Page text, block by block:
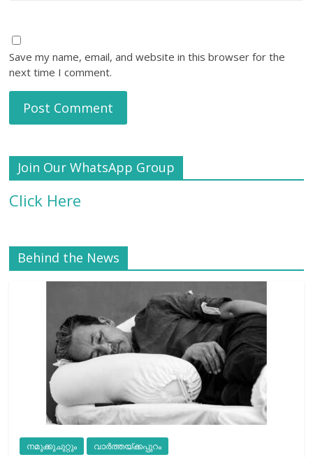
Save my name, email, and website in this browser for the
next time I comment.
Join Our WhatsApp Group
Click Here
Behind the News
നമുക്കുചുറ്റും വാർത്തയ്ക്കപ്പുറം